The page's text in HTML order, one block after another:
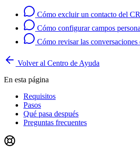
Cómo excluir un contacto del
Cómo configurar campos
Cómo revisar las
Volver al Centro de Ayuda
En esta página
Requisitos
Pasos
Qué pasa después
Preguntas frecuentes